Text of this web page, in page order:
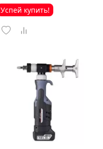
Успей купить!